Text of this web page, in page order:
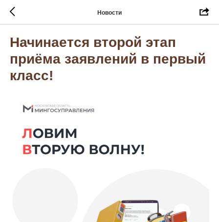
Новости
Начинается второй этап
приёма заявлений в первый
класс!